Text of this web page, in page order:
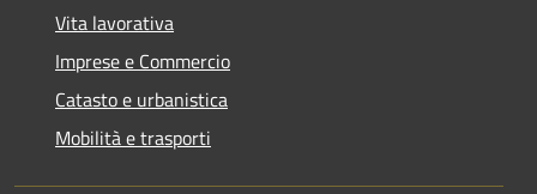
Vita lavorativa
Imprese e Commercio
Catasto e urbanistica
Mobilità e trasporti